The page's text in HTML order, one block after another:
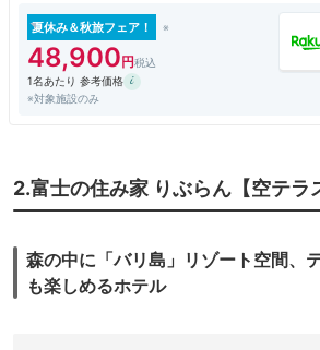
場IC→富士五湖道路 須走IC→富士吉田IC
布IC→大月JC→富士五湖道路→富士吉
夏休み＆秋旅フェア！
48,900
1名あたり 参考価格
※対象施設のみ
2.富士の住み家 りぶらん【空テラ
森の中に「バリ島」リゾート空間、
も楽しめるホテル